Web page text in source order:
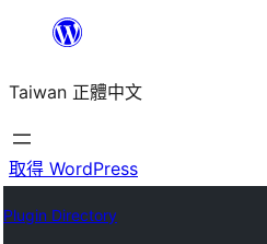
主
要
內
Taiwan 正體中文
取得 WordPress
Plugin Directory